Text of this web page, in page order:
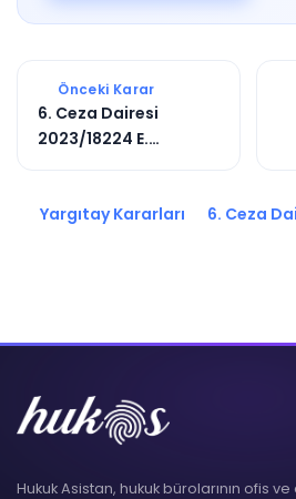
Önceki Karar
6. Ceza Dairesi
2023/18224 E.
Yargıtay Kararları 6. Ceza
Hukuk Asistan, hukuk bürolarının ofis